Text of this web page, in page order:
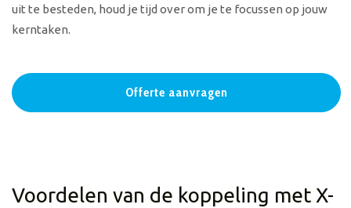
uit te besteden, houd je tijd over om je te focussen op jouw
kerntaken.
Offerte aanvragen
Voordelen van de koppeling met X-